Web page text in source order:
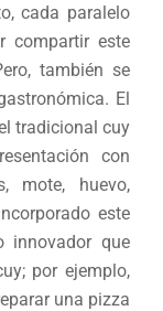
cada paralelo
compartir este
también se
El
tradicional cuy
con
mote, huevo,
este
innovador que
por ejemplo,
una pizza